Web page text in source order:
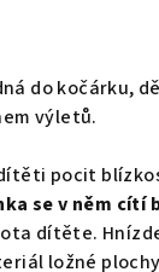
do kočárku,
výletů.
pocit
se v něm cítí
dítěte.
ložné